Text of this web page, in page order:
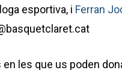
esportiva, i Ferran
en les que us poden